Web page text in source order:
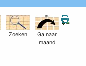
Zoeken
Ga naar
maand